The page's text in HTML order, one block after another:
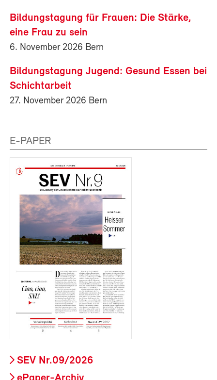
Bildungstagung für Frauen: Die Stärke,
eine Frau zu sein
6. November 2026 Bern
Bildungstagung Jugend: Gesund Essen bei
Schichtarbeit
27. November 2026 Bern
E-PAPER
SEV Nr.09/2026